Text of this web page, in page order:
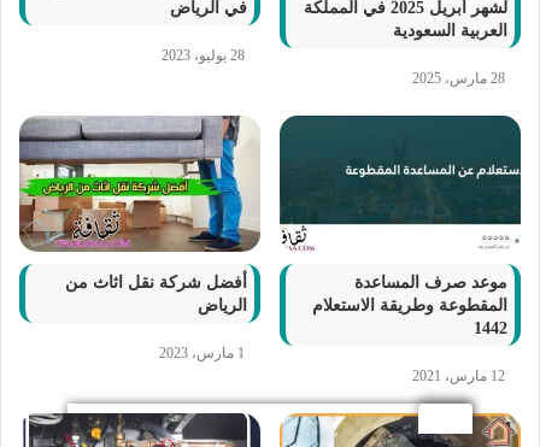
لشهر أبريل 2025 في المملكة
العربية السعودية
28 مارس، 2025
في الرياض
28 يوليو، 2023
موعد صرف المساعدة
المقطوعة وطريقة الاستعلام
1442
12 مارس، 2021
أفضل شركة نقل اثاث من
الرياض
1 مارس، 2023